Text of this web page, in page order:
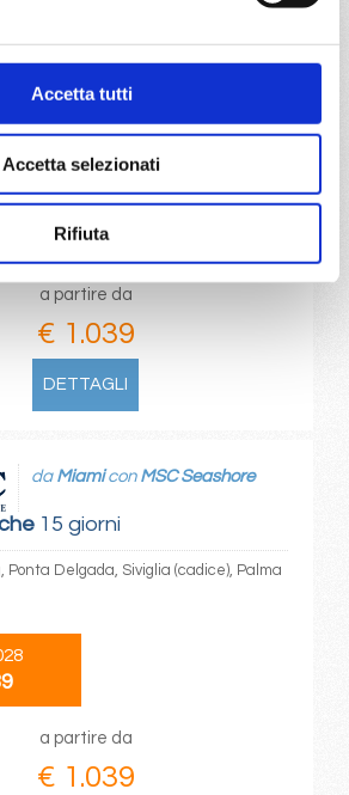
Accetta tutti
Accetta selezionati
Rifiuta
Mahon, Olbia, Genova,
a partire da
€ 1.039
DETTAGLI
15 giorni
da Miamicon MSC Seashore
Ponta Delgada, Siviglia (cadice), Palma
a partire da
€ 1.039